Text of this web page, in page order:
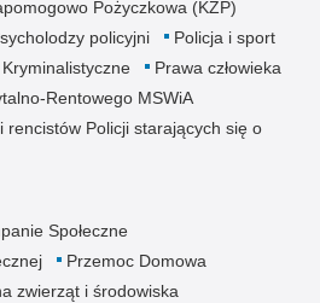
Pożyczkowa (KZP)
policyjni
Policja i sport
Prawa człowieka
Rentowego MSWiA
rencistów Policji starających się o
Społeczne
Przemoc Domowa
zwierząt i środowiska